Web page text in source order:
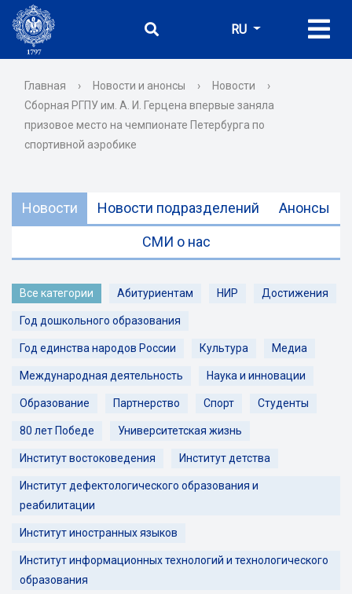
RU
Главная › Новости и анонсы › Новости
›
Сборная РГПУ им. А. И. Герцена впервые заняла
призовое место на чемпионате Петербурга по
спортивной аэробике
Новости Новости подразделений Анонсы
СМИ о нас
Все категории Абитуриентам НИР Достижения
Год дошкольного образования
Год единства народов России Культура Медиа
Международная деятельность Наука и инновации
Образование Партнерство Спорт Студенты
80 лет Победе Университетская жизнь
Институт востоковедения Институт детства
Институт дефектологического образования и
реабилитации
Институт иностранных языков
Институт информационных технологий и технологического
образования